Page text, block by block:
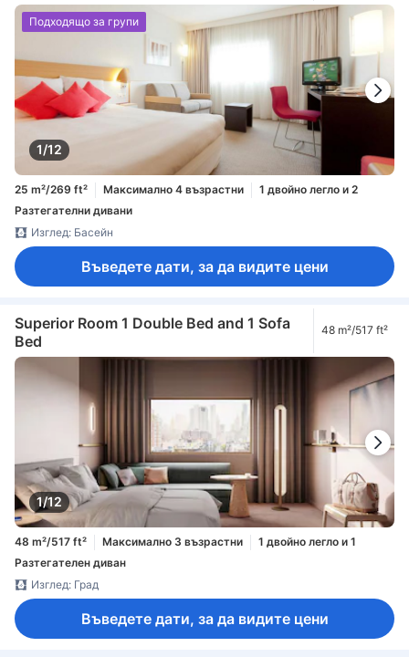
1/12
Подходящо за групи
25 m²/269 ft² Максимално 4 възрастни
1 двойно легло и 2
Разтегателни дивани
Изглед: Басейн
Въведете дати, за да видите цени
Superior Room 1 Double Bed and 1 Sofa
Bed
48 m²/517 ft²
1/12
48 m²/517 ft² Максимално 3 възрастни
1 двойно легло и 1
Разтегателен диван
Изглед: Град
Въведете дати, за да видите цени